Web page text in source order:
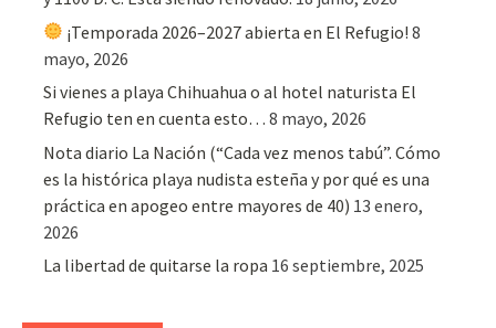
¡Temporada 2026–2027 abierta en El Refugio! 8
mayo, 2026
Si vienes a playa Chihuahua o al hotel naturista El
Refugio ten en cuenta esto… 8 mayo, 2026
Nota diario La Nación (“Cada vez menos tabú”. Cómo
es la histórica playa nudista esteña y por qué es una
práctica en apogeo entre mayores de 40) 13 enero,
2026
La libertad de quitarse la ropa 16 septiembre, 2025